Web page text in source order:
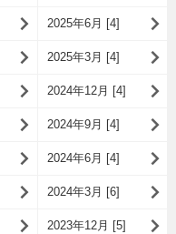
2025年6月 [4]
2025年3月 [4]
2024年12月 [4]
2024年9月 [4]
2024年6月 [4]
2024年3月 [6]
2023年12月 [5]